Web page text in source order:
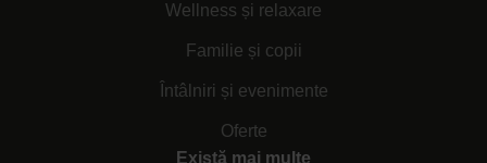
Wellness și relaxare
Familie și copii
Întâlniri și evenimente
Oferte
Există mai multe